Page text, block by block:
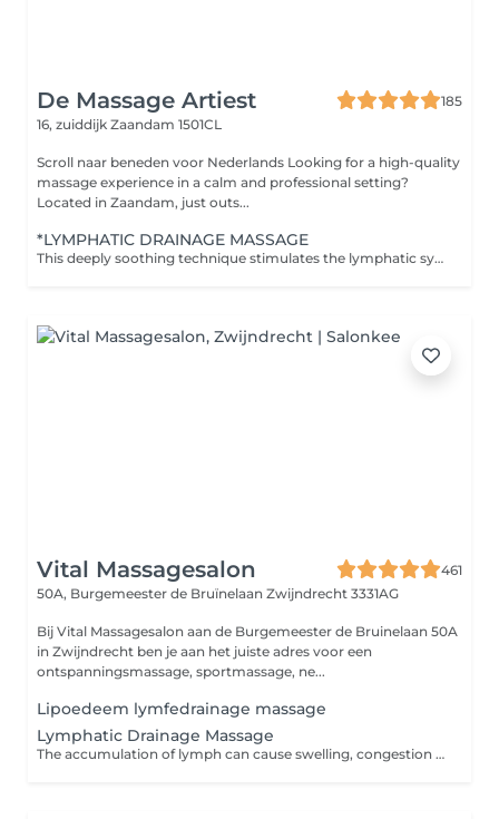
De Massage Artiest
185
16, zuiddijk Zaandam 1501CL
Scroll naar beneden voor Nederlands Looking for a high-quality
massage experience in a calm and professional setting?
Located in Zaandam, just outs...
*LYMPHATIC DRAINAGE MASSAGE
This deeply soothing technique stimulates the lymphatic system to support natural detoxification, reduce inflammation, and boost immune response. Through gentle, rhythmic movements, it encourages the release of excess fluids and tension stored in the body. This treatment includes: Light, sweeping strokes to activate lymph flow Mindful touch to invite deep calm and inner balance Perfect for those experiencing water retention, sluggish circulation, post-travel heaviness, or general fatigue. Feel lighter, clearer, and more in tune with your body's natural rhythm.
Vital Massagesalon
461
50A, Burgemeester de Bruïnelaan Zwijndrecht 3331AG
Bij Vital Massagesalon aan de Burgemeester de Bruinelaan 50A
in Zwijndrecht ben je aan het juiste adres voor een
ontspanningsmassage, sportmassage, ne...
Lipoedeem lymfedrainage massage
Lymphatic Drainage Massage
The accumulation of lymph can cause swelling, congestion and pain. Lymphatic drainage massage practitioners use gentle and precise strokes to encourage the flow of lymph. If you suffer from headaches or endless congestion consider treating your symptoms with a lymphatic drainage massage.